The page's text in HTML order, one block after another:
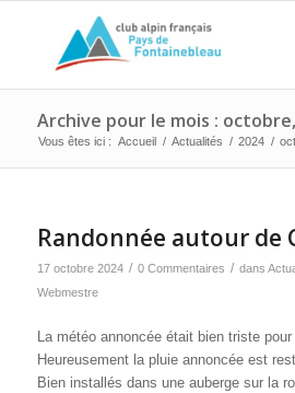
Archive pour le mois :
Vous êtes ici : Accueil / Actualités / 2024 /
Randonnée autour de
17 octobre 2024 / 0 Commentaires / dans
Webmestre
La météo annoncée était bien triste
Heureusement la pluie annoncée est
Bien installés dans une auberge sur la